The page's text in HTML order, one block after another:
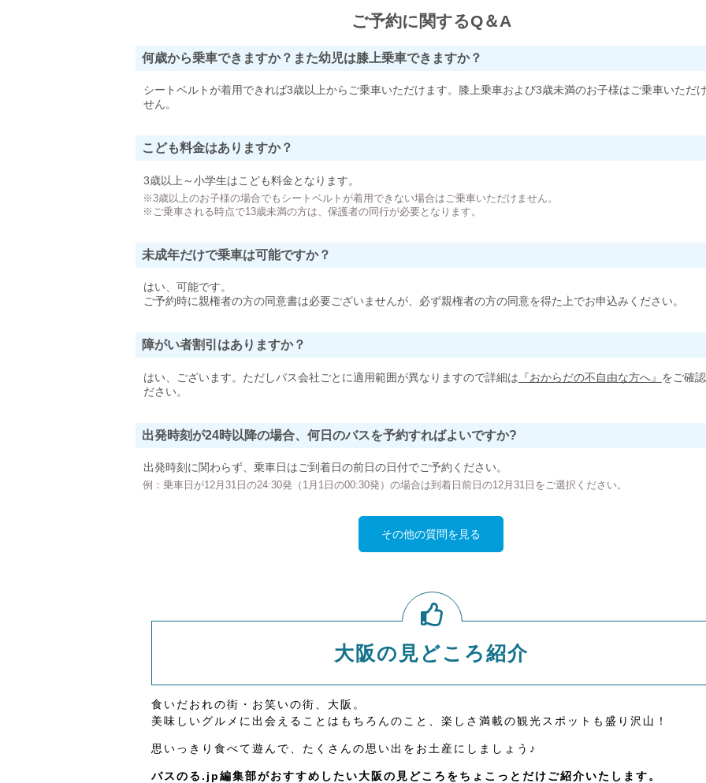
ご予約に関するQ＆A
何歳から乗車できますか？また幼児は膝上乗車できますか？
シートベルトが着用できれば3歳以上からご乗車いただけます。膝上乗車および3歳未満のお子様はご乗車いただ
せん。
こども料金はありますか？
3歳以上～小学生はこども料金となります。
※3歳以上のお子様の場合でもシートベルトが着用できない場合はご乗車いただけません。
※ご乗車される時点で13歳未満の方は、保護者の同行が必要となります。
未成年だけで乗車は可能ですか？
はい、可能です。
ご予約時に親権者の方の同意書は必要ございませんが、必ず親権者の方の同意を得た上でお申込みください。
障がい者割引はありますか？
はい、ございます。ただしバス会社ごとに適用範囲が異なりますので詳細は 『おからだの不自由な方へ』 をご確
ださい。
出発時刻が24時以降の場合、何日のバスを予約すればよいですか?
出発時刻に関わらず、乗車日はご到着日の前日の日付でご予約ください。
例：乗車日が12月31日の24:30発（1月1日の00:30発）の場合は到着日前日の12月31日をご選択ください。
その他の質問を見る
大阪の見どころ紹介
食いだおれの街・お笑いの街、大阪。
美味しいグルメに出会えることはもちろんのこと、楽しさ満載の観光スポットも盛り沢山！
思いっきり食べて遊んで、たくさんの思い出をお土産にしましょう♪
バスのる.jp編集部がおすすめしたい大阪の見どころをちょこっとだけご紹介いたします。